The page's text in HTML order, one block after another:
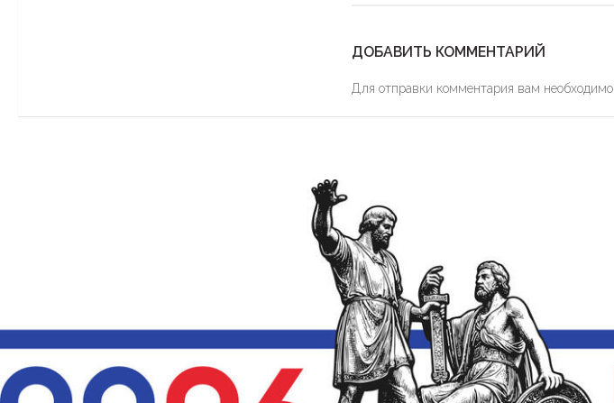
ДОБАВИТЬ КОММЕНТАРИЙ
Для отправки комментария вам необходимо